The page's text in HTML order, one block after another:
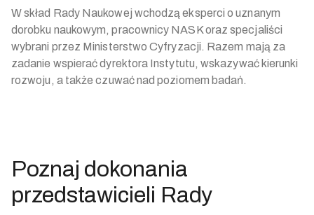
W skład Rady Naukowej wchodzą eksperci o uznanym
dorobku naukowym, pracownicy NASK oraz specjaliści
wybrani przez Ministerstwo Cyfryzacji. Razem mają za
zadanie wspierać dyrektora Instytutu, wskazywać kierunki
rozwoju, a także czuwać nad poziomem badań.
Poznaj dokonania
przedstawicieli Rady